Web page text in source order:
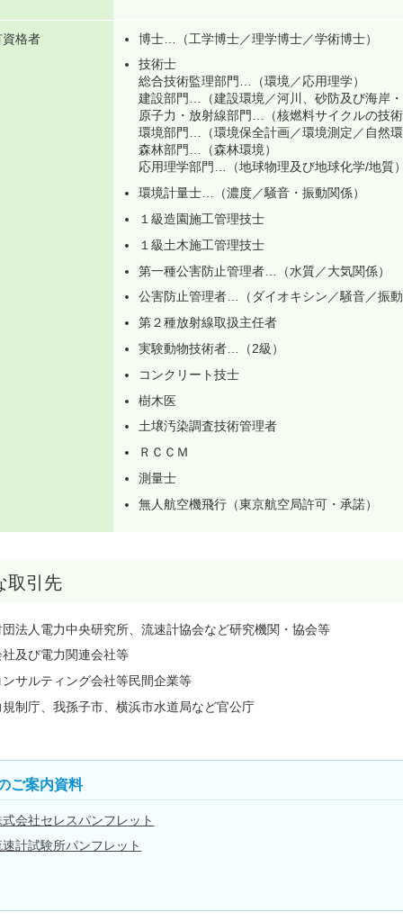
資格者
博士…（工学博士／理学博士／学術博士）
技術士
総合技術監理部門…（環境／応用理学）
建設部門…（建設環境／河川、砂防及び海岸・
原子力・放射線部門…（核燃料サイクルの技術
環境部門…（環境保全計画／環境測定／自然環
森林部門…（森林環境）
応用理学部門…（地球物理及び地球化学/地質）
環境計量士…（濃度／騒音・振動関係）
１級造園施工管理技士
１級土木施工管理技士
第一種公害防止管理者…（水質／大気関係）
公害防止管理者…（ダイオキシン／騒音／振動
第２種放射線取扱主任者
実験動物技術者…（2級）
コンクリート技士
樹木医
土壌汚染調査技術管理者
ＲＣＣＭ
測量士
無人航空機飛行（東京航空局許可・承諾）
取引先
法人電力中央研究所、流速計協会など研究機関・協会等
社及び電力関連会社等
サルティング会社等民間企業等
規制庁、我孫子市、横浜市水道局など官公庁
ご案内資料
式会社セレスパンフレット
速計試験所パンフレット